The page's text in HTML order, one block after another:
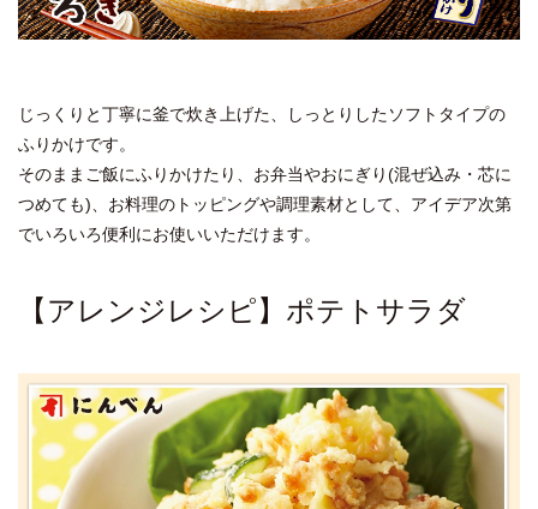
じっくりと丁寧に釜で炊き上げた、しっとりしたソフトタイプの
ふりかけです。
そのままご飯にふりかけたり、お弁当やおにぎり(混ぜ込み・芯に
つめても)、お料理のトッピングや調理素材として、アイデア次第
でいろいろ便利にお使いいただけます。
【アレンジレシピ】ポテトサラダ